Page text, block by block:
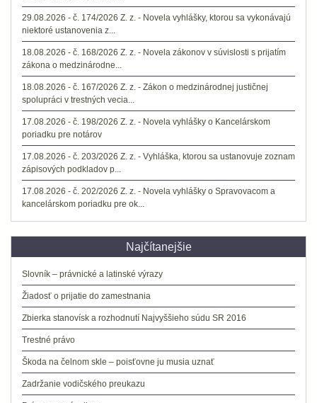
29.08.2026 - č. 174/2026 Z. z. - Novela vyhlášky, ktorou sa vykonávajú
niektoré ustanovenia z...
18.08.2026 - č. 168/2026 Z. z. - Novela zákonov v súvislosti s prijatím
zákona o medzinárodne...
18.08.2026 - č. 167/2026 Z. z. - Zákon o medzinárodnej justičnej
spolupráci v trestných vecia...
17.08.2026 - č. 198/2026 Z. z. - Novela vyhlášky o Kancelárskom
poriadku pre notárov
17.08.2026 - č. 203/2026 Z. z. - Vyhláška, ktorou sa ustanovuje zoznam
zápisových podkladov p...
17.08.2026 - č. 202/2026 Z. z. - Novela vyhlášky o Spravovacom a
kancelárskom poriadku pre ok...
Najčítanejšie
Slovník – právnické a latinské výrazy
Žiadosť o prijatie do zamestnania
Zbierka stanovísk a rozhodnutí Najvyššieho súdu SR 2016
Trestné právo
Škoda na čelnom skle – poisťovne ju musia uznať
Zadržanie vodičského preukazu